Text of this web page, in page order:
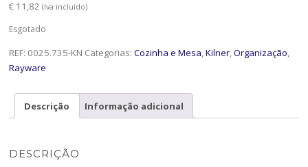
€ 11,82 (Iva incluído)
Esgotado
REF: 0025.735-KN Categorias:Cozinha e Mesa,Kilner,Organização,
Rayware
Descrição Informação adicional
DESCRIÇÃO